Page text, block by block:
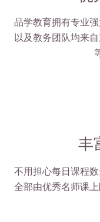
品学教育拥有专业
以及教务团队均来
丰
不用担心每日课程
全部由优秀名师课